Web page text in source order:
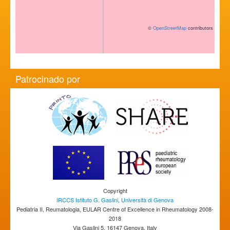
© OpenStreetMap contributors
Patrocinado por
Copyright
IRCCS Istituto G. Gaslini, Università di Genova
Pediatria II, Reumatologia, EULAR Centre of Excellence in Rheumatology 2008-
2018
Via Gaslini 5, 16147 Genova, Italy